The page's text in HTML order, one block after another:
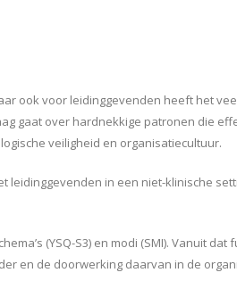
ook voor leidinggevenden heeft het
gaat over hardnekkige patronen die
veiligheid en organisatiecultuur.
leidinggevenden in een niet-klinische
(YSQ-S3) en modi (SMI). Vanuit
en de doorwerking daarvan in de